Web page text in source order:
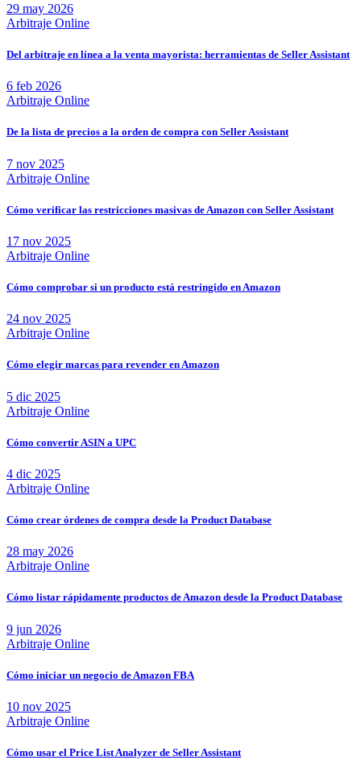
29 may 2026
Arbitraje Online
Del arbitraje en línea a la venta mayorista: herramientas de Seller Assistant
6 feb 2026
Arbitraje Online
De la lista de precios a la orden de compra con Seller Assistant
7 nov 2025
Arbitraje Online
Cómo verificar las restricciones masivas de Amazon con Seller Assistant
17 nov 2025
Arbitraje Online
Cómo comprobar si un producto está restringido en Amazon
24 nov 2025
Arbitraje Online
Cómo elegir marcas para revender en Amazon
5 dic 2025
Arbitraje Online
Cómo convertir ASIN a UPC
4 dic 2025
Arbitraje Online
Cómo crear órdenes de compra desde la Product Database
28 may 2026
Arbitraje Online
Cómo listar rápidamente productos de Amazon desde la Product Database
9 jun 2026
Arbitraje Online
Cómo iniciar un negocio de Amazon FBA
10 nov 2025
Arbitraje Online
Cómo usar el Price List Analyzer de Seller Assistant